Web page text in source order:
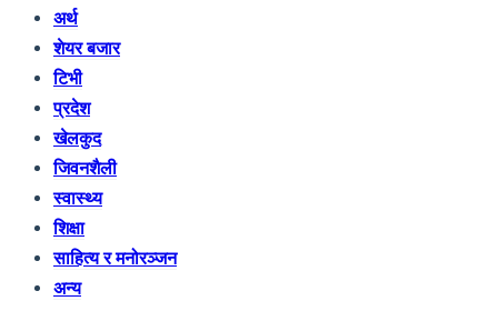
अर्थ
शेयर बजार
टिभी
प्रदेश
खेलकुद
जिवनशैली
स्वास्थ्य
शिक्षा
साहित्य र मनोरञ्जन
अन्य